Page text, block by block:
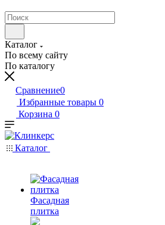
Каталог
По всему сайту
По каталогу
Сравнение0
Избранные товары 0
Корзина 0
Каталог
Фасадная
плитка